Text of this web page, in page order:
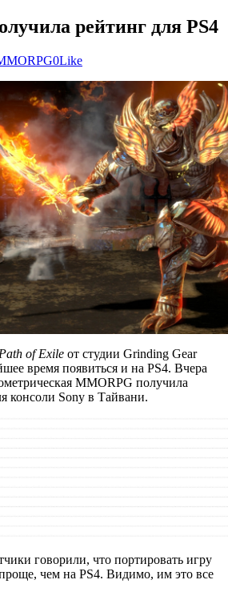
рейтинг для PS4
0Like
Path of Exile от студии Grinding Gear
время появиться и на PS4. Вчера
MMORPG получила
консоли Sony в Тайвани.
говорили, что портировать игру
чем на PS4. Видимо, им это все